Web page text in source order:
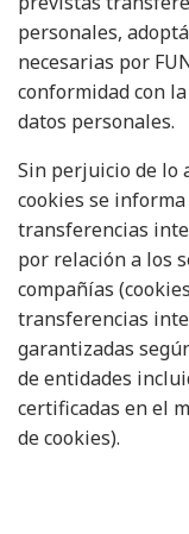
personales,
necesarias por
conformidad con
datos personales.
Sin perjuicio de lo
cookies se
transferencias
por relación a los
compañías
transferencias
garantizadas
de entidades
certificadas en el
de cookies).